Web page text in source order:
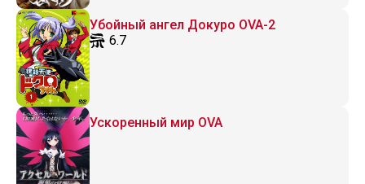
Убойный ангел Докуро OVA-2
6.7
Ускоренный мир OVA